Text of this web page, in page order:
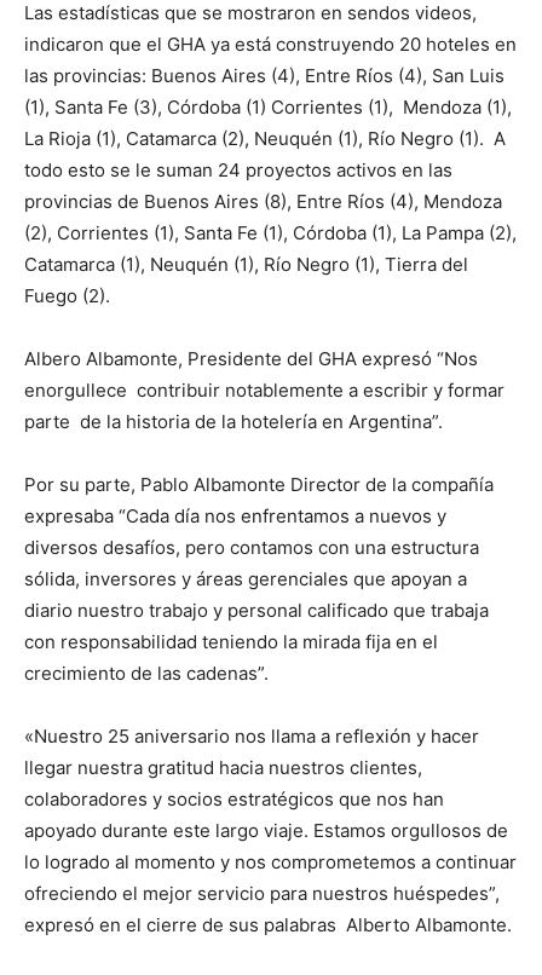
Las estadísticas que se mostraron en sendos videos,
indicaron que el GHA ya está construyendo 20 hoteles en
las provincias: Buenos Aires (4), Entre Ríos (4), San Luis
(1), Santa Fe (3), Córdoba (1) Corrientes (1), Mendoza (1),
La Rioja (1), Catamarca (2), Neuquén (1), Río Negro (1). A
todo esto se le suman 24 proyectos activos en las
provincias de Buenos Aires (8), Entre Ríos (4), Mendoza
(2), Corrientes (1), Santa Fe (1), Córdoba (1), La Pampa (2),
Catamarca (1), Neuquén (1), Río Negro (1), Tierra del
Fuego (2).
Albero Albamonte, Presidente del GHA expresó “Nos
enorgullece contribuir notablemente a escribir y formar
parte de la historia de la hotelería en Argentina”.
Por su parte, Pablo Albamonte Director de la compañía
expresaba “Cada día nos enfrentamos a nuevos y
diversos desafíos, pero contamos con una estructura
sólida, inversores y áreas gerenciales que apoyan a
diario nuestro trabajo y personal calificado que trabaja
con responsabilidad teniendo la mirada fija en el
crecimiento de las cadenas”.
«Nuestro 25 aniversario nos llama a reflexión y hacer
llegar nuestra gratitud hacia nuestros clientes,
colaboradores y socios estratégicos que nos han
apoyado durante este largo viaje. Estamos orgullosos de
lo logrado al momento y nos comprometemos a continuar
ofreciendo el mejor servicio para nuestros huéspedes”,
expresó en el cierre de sus palabras Alberto Albamonte.